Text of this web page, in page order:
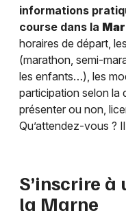
informations
course dans la
horaires de départ,
(marathon, semi-
les enfants…), les
participation selon la
présenter ou non,
Qu’attendez-vous ?
S’inscrire
la Marne